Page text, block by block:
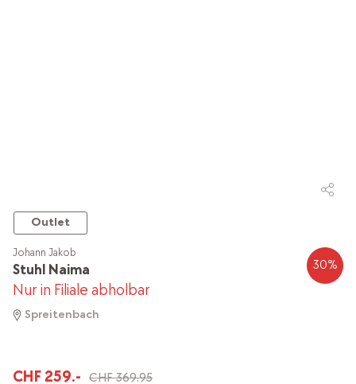
Outlet
Stuhl Naima
Johann Jakob
Nur in Filiale abholbar
Spreitenbach
30%
CHF 259.- CHF 369.95